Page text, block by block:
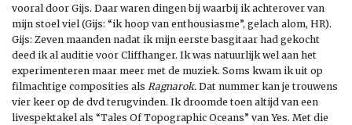
vooral door Gijs. Daar waren dingen bij waarbij ik achterover van
mijn stoel viel (Gijs: “ik hoop van enthousiasme”, gelach alom, HR).
Gijs: Zeven maanden nadat ik mijn eerste basgitaar had gekocht
deed ik al auditie voor Cliffhanger. Ik was natuurlijk wel aan het
experimenteren maar meer met de muziek. Soms kwam ik uit op
filmachtige composities als Ragnarok. Dat nummer kan je trouwens
vier keer op de dvd terugvinden. Ik droomde toen altijd van een
livespektakel als “Tales Of Topographic Oceans” van Yes. Met die